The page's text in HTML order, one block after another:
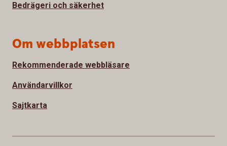
Bedrägeri och säkerhet
Om webbplatsen
Rekommenderade webbläsare
Användarvillkor
Sajtkarta